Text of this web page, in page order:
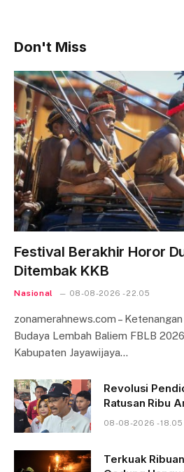
Don't Miss
Festival Berakhir Horor
Ditembak KKB
Nasional 08-08-2026 - 22.05
zonamerahnews.com –
Budaya Lembah Baliem FBLB
Kabupaten Jayawijaya…
Revolusi
Ratusan Ribu
08-08-2026 - 18.05
Terkuak